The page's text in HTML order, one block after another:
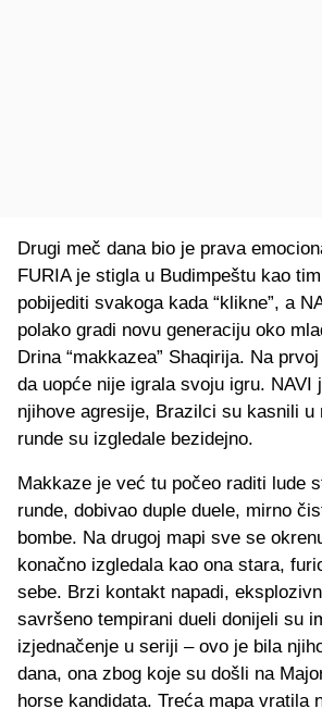
Drugi meč dana bio je prava
FURIA je stigla u Budimpeštu kao
pobijediti svakoga kada “klikne”, a
polako gradi novu generaciju oko
Drina “makkazea” Shaqirija. Na
da uopće nije igrala svoju igru. NAVI
njihove agresije, Brazilci su kasnili u
runde su izgledale bezidejno.
Makkaze je već tu počeo raditi lude
runde, dobivao duple duele, mirno
bombe. Na drugoj mapi sve se
konačno izgledala kao ona stara,
sebe. Brzi kontakt napadi,
savršeno tempirani dueli donijeli su
izjednačenje u seriji – ovo je bila
dana, ona zbog koje su došli na
horse kandidata. Treća mapa vratila